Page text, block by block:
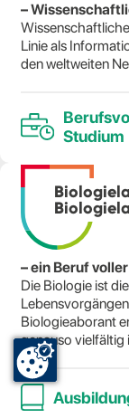
–
Linie als
den weltweiten
Studium
– ein Beruf
Die Biologie ist
Biologieaborant
genauso vielfältig